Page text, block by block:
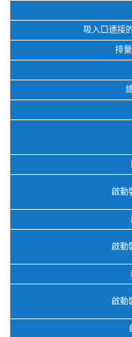
吸入口連接
排
啟動
啟動
啟動